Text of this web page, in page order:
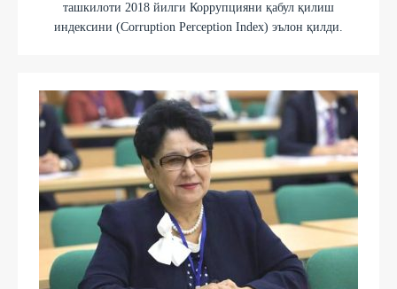
ташкилоти 2018 йилги Коррупцияни қабул қилиш
индексини (Corruption Perception Index) эълон қилди.